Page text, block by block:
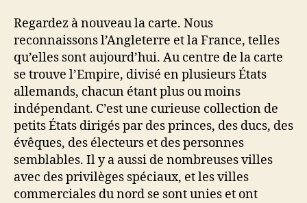
Regardez à nouveau la carte. Nous
reconnaissons l’Angleterre et la France, telles
qu’elles sont aujourd’hui. Au centre de la carte
se trouve l’Empire, divisé en plusieurs États
allemands, chacun étant plus ou moins
indépendant. C’est une curieuse collection de
petits États dirigés par des princes, des ducs, des
évêques, des électeurs et des personnes
semblables. Il y a aussi de nombreuses villes
avec des privilèges spéciaux, et les villes
commerciales du nord se sont unies et ont